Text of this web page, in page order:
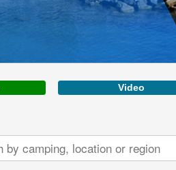
Video